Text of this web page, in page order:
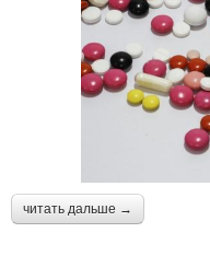
читать дальше →